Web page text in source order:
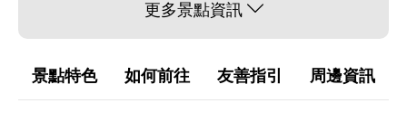
更多景點資訊
景點特色 如何前往 友善指引 周邊資訊